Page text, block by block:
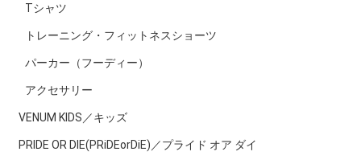
Tシャツ
トレーニング・フィットネスショーツ
パーカー（フーディー）
アクセサリー
VENUM KIDS／キッズ
PRIDE OR DIE(PRiDEorDiE)／プライド オア ダイ